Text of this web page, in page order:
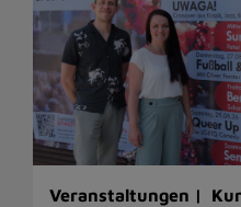
Veranstaltungen |